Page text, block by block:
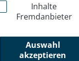
Inhalte
Fremdanbieter
Auswahl
akzeptieren